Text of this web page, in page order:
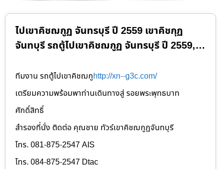
ไปเขาคิชฌกูฏ จันทรบุรี ปี 2559 เขาคิชกุฏ
จันทบุรี รถตู้ไปเขาคิชฌกูฏ จันทรบุรี ปี 2559,…
ทีมงาน รถตู้ไปเขาคิชฌกูhttp://xn--g3c.com/
เตรียมความพร้อมพาท่านเดินทางสู่ รอยพระพุทธบาท
ศักดิ์สิทธิ์
สำรองที่นั่ง ติดต่อ คุณชาย ทัวร์เขาคิชฌกูฏจันทบุรี
โทร. 081-875-2547 AIS
โทร. 084-875-2547 Dtac